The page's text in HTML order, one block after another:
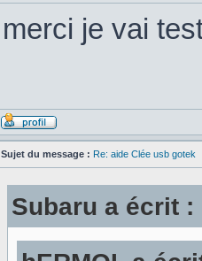
merci je vai
Sujet du message : Re: aide Clée usb gotek
Subaru a écrit :